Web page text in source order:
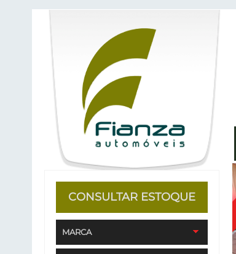
CONSULTAR ESTOQUE
MARCA